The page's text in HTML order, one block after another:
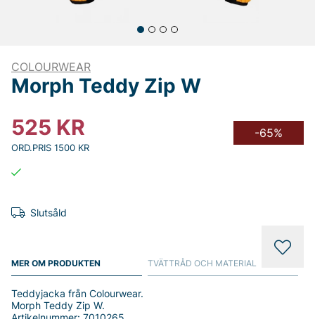
COLOURWEAR
Morph Teddy Zip W
525 KR
ORD.PRIS 1500 KR
-65%
Slutsåld
MER OM PRODUKTEN
Teddyjacka från Colourwear.
Morph Teddy Zip W.
TVÄTTRÅD OCH MATERIAL